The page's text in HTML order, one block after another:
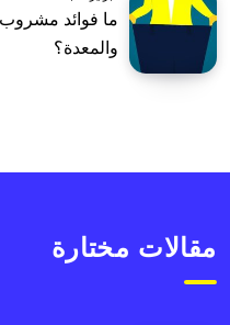
ما فوائد
والمعدة؟
مقالات مختارة